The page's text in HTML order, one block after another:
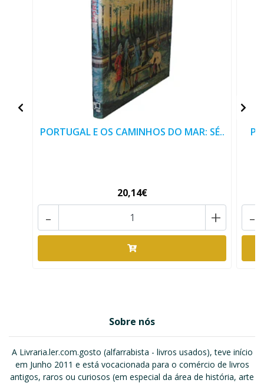
PORTUGAL E OS CAMINHOS DO MAR: SÉ..
20,14€
+
- -
Sobre nós
A Livraria.ler.com.gosto (alfarrabista - livros usados), teve início
em Junho 2011 e está vocacionada para o comércio de livros
antigos, raros ou curiosos (em especial da área de história, arte